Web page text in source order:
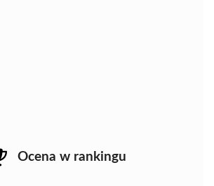
Ocena w rankingu